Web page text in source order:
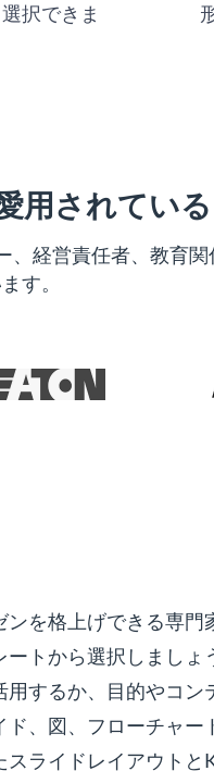
択できま
用されている
経営責任者、教育
す。
ンを格上げできる専
ートから選択しまし
用するか、目的やコ
ド、図、フローチャ
スライドレイアウトと